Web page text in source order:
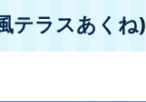
テラスあくね)